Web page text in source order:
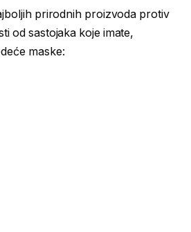
prirodnih proizvoda protiv
od sastojaka koje imate,
maske: